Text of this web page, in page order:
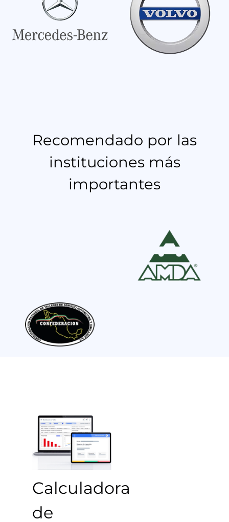
Recomendado por las
instituciones más
importantes
Calculadora
de